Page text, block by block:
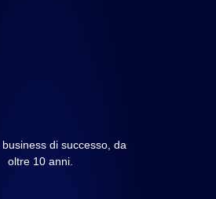
di successo, da
oltre 10 anni.